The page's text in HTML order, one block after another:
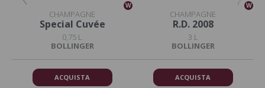
W
CHAMPAGNE
Special Cuvée
0,75 L
BOLLINGER
ACQUISTA
W
CHAMPAGNE
R.D. 2008
3 L
BOLLINGER
ACQUISTA